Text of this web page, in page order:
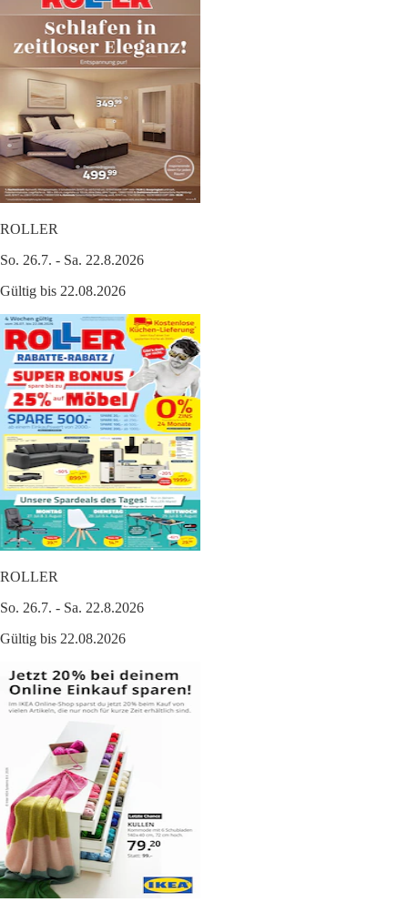
ROLLER
So. 26.7. - Sa. 22.8.2026
Gültig bis 22.08.2026
ROLLER
So. 26.7. - Sa. 22.8.2026
Gültig bis 22.08.2026